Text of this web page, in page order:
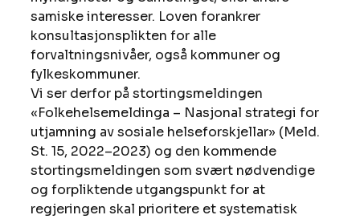
samiske interesser. Loven forankrer
konsultasjonsplikten for alle
forvaltningsnivåer, også kommuner og
fylkeskommuner.
Vi ser derfor på stortingsmeldingen
«Folkehelsemeldinga – Nasjonal strategi for
utjamning av sosiale helseforskjellar» (Meld.
St. 15, 2022–2023) og den kommende
stortingsmeldingen som svært nødvendige
og forpliktende utgangspunkt for at
regjeringen skal prioritere et systematisk